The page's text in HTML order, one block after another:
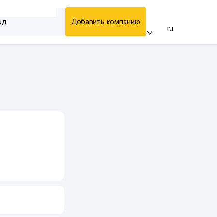
Добавить компанию
ru